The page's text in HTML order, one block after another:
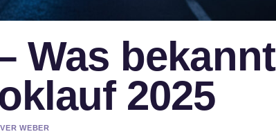
Was bekannt
2025
WEBER